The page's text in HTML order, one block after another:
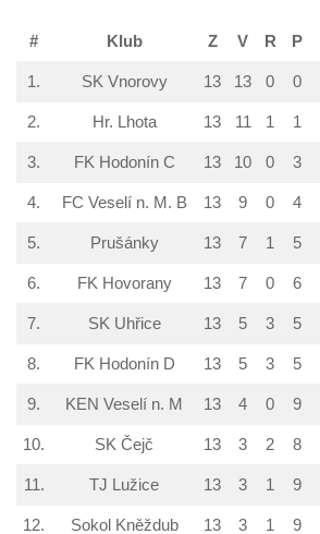
# Klub Z V R P
1. SK Vnorovy 13 13 0 0
2. Hr. Lhota 13 11 1 1
3. FK Hodonín C 13 10 0 3
4. FC Veselí n. M. B 13 9 0 4
5. Prušánky 13 7 1 5
6. FK Hovorany 13 7 0 6
7. SK Uhřice 13 5 3 5
8. FK Hodonín D 13 5 3 5
9. KEN Veselí n. M 13 4 0 9
10. SK Čejč 13 3 2 8
11. TJ Lužice 13 3 1 9
12. Sokol Kněždub 13 3 1 9